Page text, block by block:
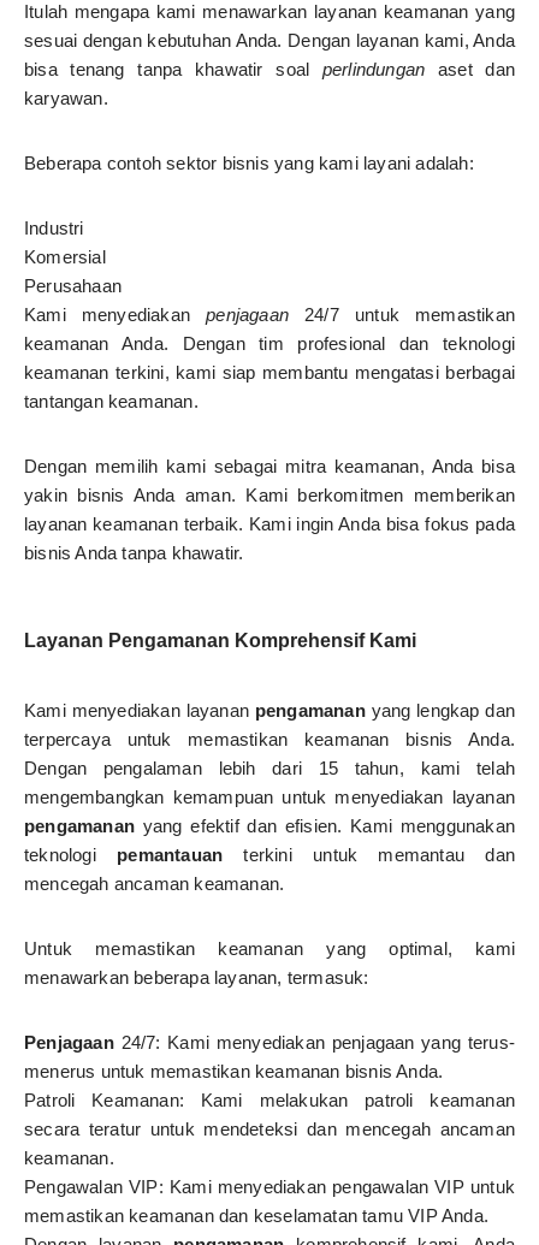
Itulah mengapa kami menawarkan layanan keamanan yang
sesuai dengan kebutuhan Anda. Dengan layanan kami, Anda
bisa tenang tanpa khawatir soal perlindungan aset dan
karyawan.
Beberapa contoh sektor bisnis yang kami layani adalah:
Industri
Komersial
Perusahaan
Kami menyediakanpenjagaan24/7 untuk memastikan
keamanan Anda. Dengan tim profesional dan teknologi
keamanan terkini, kami siap membantu mengatasi berbagai
tantangan keamanan.
Dengan memilih kami sebagai mitra keamanan, Anda bisa
yakin bisnis Anda aman. Kami berkomitmen memberikan
layanan keamanan terbaik. Kami ingin Anda bisa fokus pada
bisnis Anda tanpa khawatir.
Layanan Pengamanan Komprehensif Kami
Kami menyediakan layanan pengamananyang lengkap dan
terpercaya untuk memastikan keamanan bisnis Anda.
Dengan pengalaman lebih dari 15 tahun, kami telah
mengembangkan kemampuan untuk menyediakan layanan
pengamanan yang efektif dan efisien. Kami menggunakan
teknologi pemantauan terkini untuk memantau dan
mencegah ancaman keamanan.
Untuk memastikan keamanan yang optimal, kami
menawarkan beberapa layanan, termasuk:
Penjagaan24/7: Kami menyediakan penjagaan yang terus-
menerus untuk memastikan keamanan bisnis Anda.
Patroli Keamanan: Kami melakukan patroli keamanan
secara teratur untuk mendeteksi dan mencegah ancaman
keamanan.
Pengawalan VIP: Kami menyediakan pengawalan VIP untuk
memastikan keamanan dan keselamatan tamu VIP Anda.